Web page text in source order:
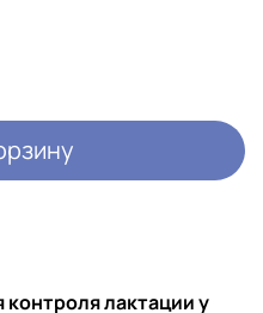
лактации у